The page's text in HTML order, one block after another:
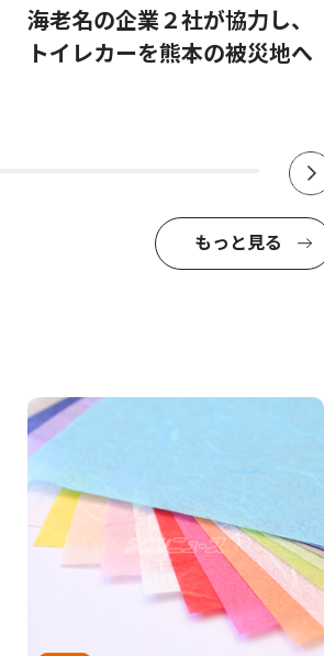
海老名の企業２社が協力し、
トイレカーを熊本の被災地へ
もっと見る